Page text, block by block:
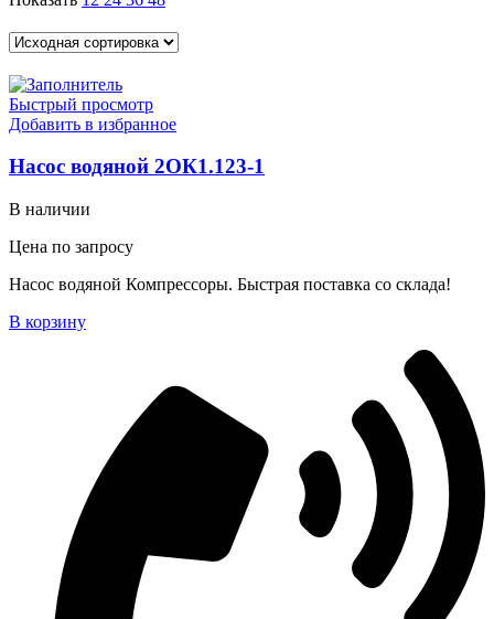
Быстрый просмотр
Добавить в избранное
Насос водяной 2ОК1.123-1
В наличии
Цена по запросу
Насос водяной Компрессоры. Быстрая поставка со склада!
В корзину